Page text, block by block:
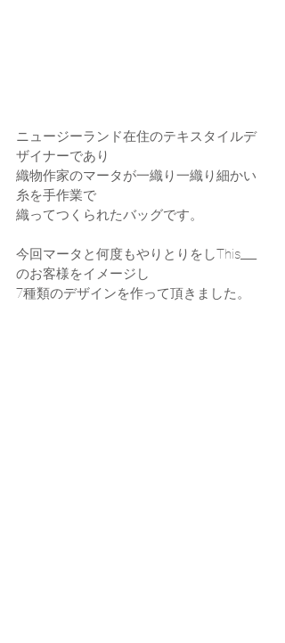
ニュージーランド在住のテキスタイルデ
ザイナーであり
織物作家のマータが一織り一織り細かい
糸を手作業で
織ってつくられたバッグです。
今回マータと何度もやりとりをしThis___
のお客様をイメージし
7種類のデザインを作って頂きました。